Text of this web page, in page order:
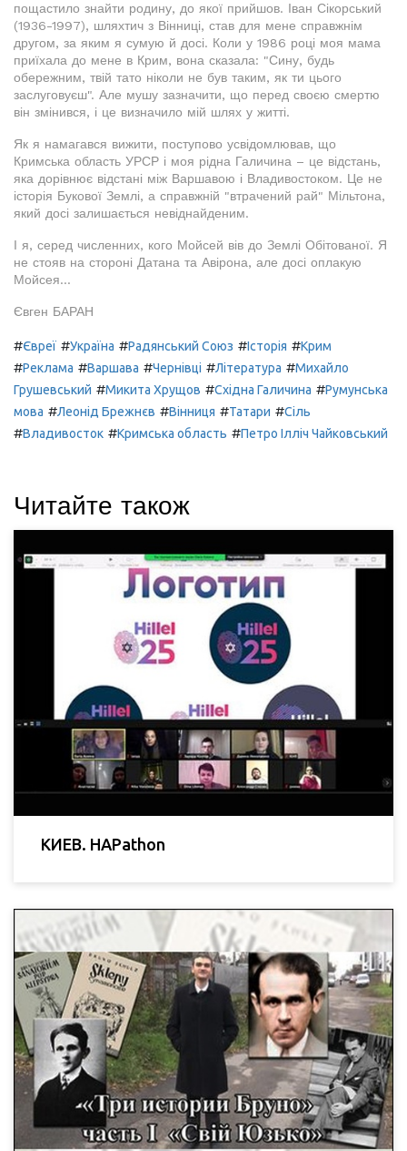
пощастило знайти родину, до якої прийшов. Іван Сікорський
(1936-1997), шляхтич з Вінниці, став для мене справжнім
другом, за яким я сумую й досі. Коли у 1986 році моя мама
приїхала до мене в Крим, вона сказала: "Сину, будь
обережним, твій тато ніколи не був таким, як ти цього
заслуговуєш". Але мушу зазначити, що перед своєю смертю
він змінився, і це визначило мій шлях у житті.
Як я намагався вижити, поступово усвідомлював, що
Кримська область УРСР і моя рідна Галичина – це відстань,
яка дорівнює відстані між Варшавою і Владивостоком. Це не
історія Букової Землі, а справжній "втрачений рай" Мільтона,
який досі залишається невіднайденим.
І я, серед численних, кого Мойсей вів до Землі Обітованої. Я
не стояв на стороні Датана та Авірона, але досі оплакую
Мойсея...
Євген БАРАН
#Євреї #Україна #Радянський Союз #Історія #Крим
#Реклама #Варшава #Чернівці #Література #Михайло
Грушевський #Микита Хрущов #Східна Галичина #Румунська
мова #Леонід Брежнєв #Вінниця #Татари #Сіль
#Владивосток #Кримська область #Петро Ілліч Чайковський
Читайте також
КИЕВ. HAPathon